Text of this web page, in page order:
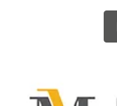
EU-Ländern und
Breitengeschäft
gewerblichen